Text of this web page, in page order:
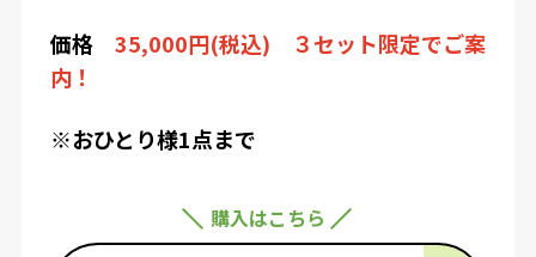
価格 35,000円(税込) ３セット限定でご案
内！
※おひとり様1点まで
購入はこちら